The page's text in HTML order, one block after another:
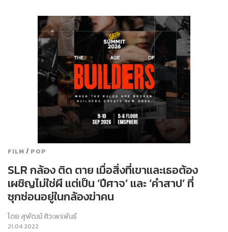
FILM / POP
SLR กล้อง ติด ตาย เมื่อสิ่งที่เขาและเธอต้อง
เผชิญไม่ใช่ผี แต่เป็น ‘ปีศาจ’ และ ‘คำสาป’ ที่
ซุกซ่อนอยู่ในกล้องฆ่าคน
โดย สุพัฒน์ ศิวะพรพันธ์
21.04.2022